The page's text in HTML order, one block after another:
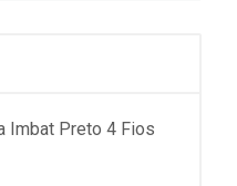
Imbat Preto 4 Fios